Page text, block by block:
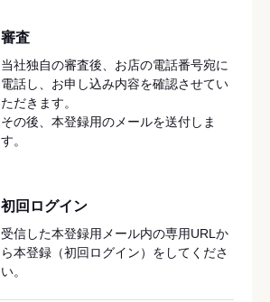
審査
当社独自の審査後、お店の電話番号宛に
電話し、お申し込み内容を確認させてい
ただきます。
その後、本登録用のメールを送付しま
す。
初回ログイン
受信した本登録用メール内の専用URLか
ら本登録（初回ログイン）をしてくださ
い。